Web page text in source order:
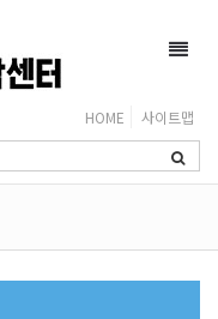
HOME 사이트맵